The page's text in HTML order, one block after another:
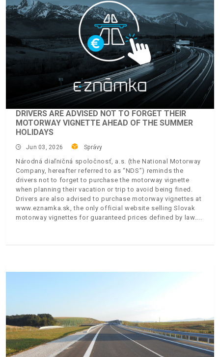
DRIVERS ARE ADVISED NOT TO FORGET THEIR
MOTORWAY VIGNETTE AHEAD OF THE SUMMER
HOLIDAYS
Jun 03, 2026 Správy
Národná diaľničná spoločnosť, a.s. (the National Motorway
Company, hereafter referred to as “NDS”) reminds the
drivers not to forget to purchase the motorway vignette
when planning their vacation or trip to avoid being fined.
Drivers are also advised to purchase motorway vignettes at
www.eznamka.sk, the only official website selling Slovak
motorway vignettes for guaranteed prices defined by law.